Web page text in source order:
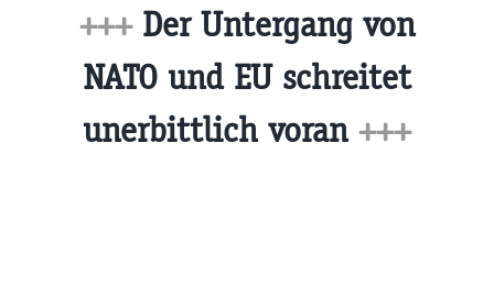
+++ Der Untergang von
NATO und EU schreitet
unerbittlich voran +++